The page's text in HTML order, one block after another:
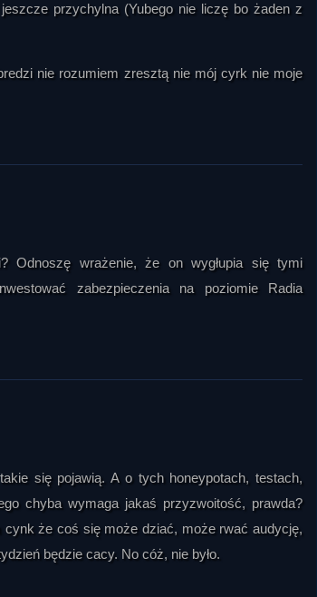
przychylna (Yubego nie liczę bo żaden z
nie rozumiem zresztą nie mój cyrk nie moje
Odnoszę wrażenie, że on wygłupia się tymi
zabezpieczenia na poziomie Radia
się pojawią. A o tych honeypotach, testach,
chyba wymaga jakaś przyzwoitość, prawda?
cynk że coś się może dziać, może rwać audycję,
będzie cacy. No cóż, nie było.